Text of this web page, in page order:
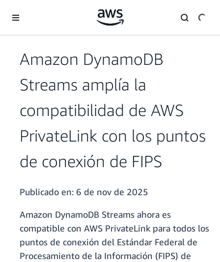
Amazon DynamoDB
Streams amplía la
compatibilidad de AWS
PrivateLink con los puntos
de conexión de FIPS
Publicado en: 6 de nov de 2025
Amazon DynamoDB Streams ahora es
compatible con AWS PrivateLink para todos los
puntos de conexión del Estándar Federal de
Procesamiento de la Información (FIPS) de